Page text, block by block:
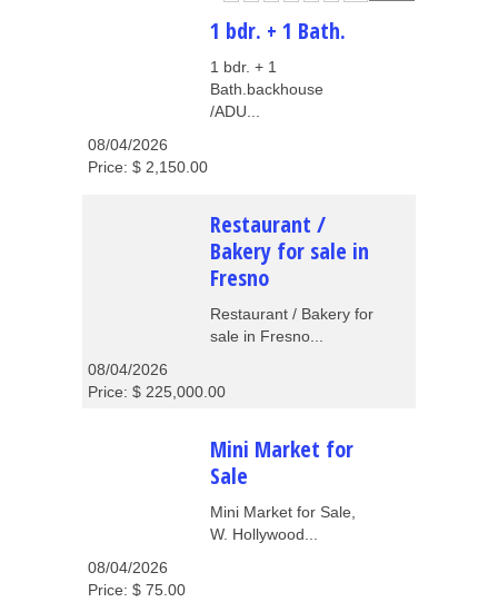
1 bdr. + 1 Bath.
1 bdr. + 1
Bath.backhouse
/ADU...
08/04/2026
Price: $ 2,150.00
Restaurant /
Bakery for sale in
Fresno
Restaurant / Bakery for
sale in Fresno...
08/04/2026
Price: $ 225,000.00
Mini Market for
Sale
Mini Market for Sale,
W. Hollywood...
08/04/2026
Price: $ 75.00